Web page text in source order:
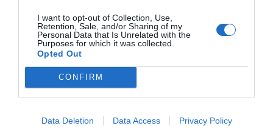
I want to opt-out of Collection, Use,
Retention, Sale, and/or Sharing of my
Personal Data that Is Unrelated with the
Purposes for which it was collected.
Opted Out
CONFIRM
Data Deletion Data Access Privacy Policy
programa de FP
dual dotado con 17
millones de euros
gestionar el centro
de FP de
Martorell
2.800 la